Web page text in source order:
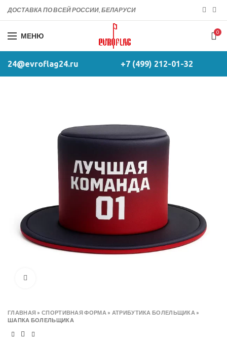
ДОСТАВКА ПО ВСЕЙ РОССИИ, БЕЛАРУСИ
МЕНЮ 0
24@evroflag24.ru +7 (499) 212-01-32
ГЛАВНАЯ »СПОРТИВНАЯ ФОРМА » АТРИБУТИКА БОЛЕЛЬЩИКА »
ШАПКА БОЛЕЛЬЩИКА